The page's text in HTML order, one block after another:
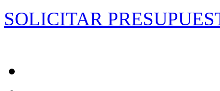
SOLICITAR